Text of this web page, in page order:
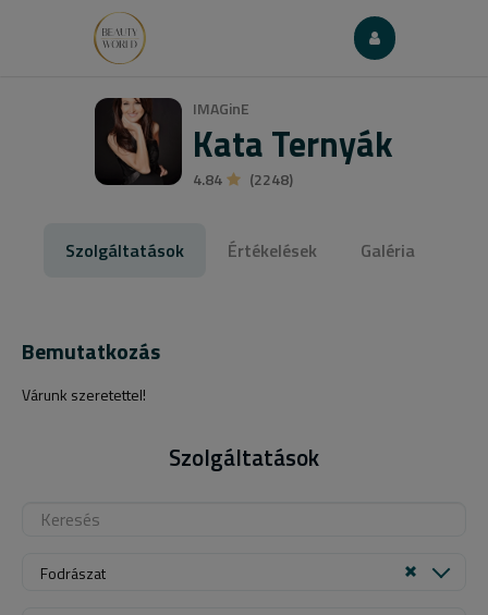
IMAGinE
Kata Ternyák
4.84 (2248)
Szolgáltatások Értékelések Galéria
Bemutatkozás
Várunk szeretettel!
Szolgáltatások
Fodrászat